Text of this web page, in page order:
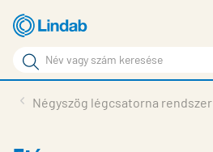
tartalomhoz
Keresési
kifejezés
Oldalak
keresése
Négyszög légcsatorna rendszer